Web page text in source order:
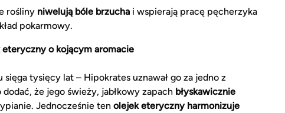
rośliny niwelują bóle brzucha i wspierają pracę pęcherzyka
pokarmowy.
o kojącym aromacie
tysięcy lat – Hipokrates uznawał go za jedno z
że jego świeży, jabłkowy zapach błyskawicznie
Jednocześnie ten olejek eteryczny harmonizuje